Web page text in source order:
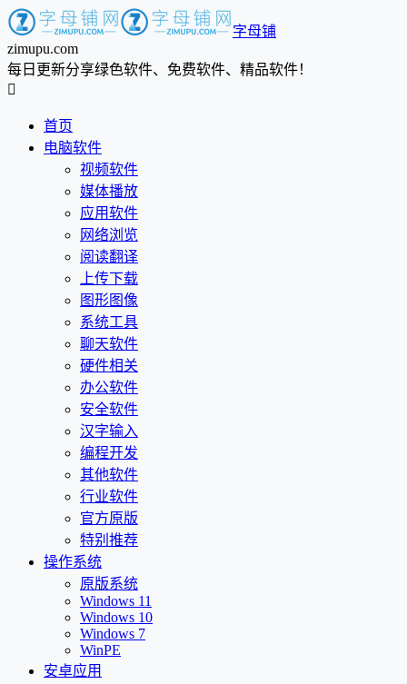
字母铺
zimupu.com
每日更新分享绿色软件、免费软件、精品软件！

首页
电脑软件
视频软件
媒体播放
应用软件
网络浏览
阅读翻译
上传下载
图形图像
系统工具
聊天软件
硬件相关
办公软件
安全软件
汉字输入
编程开发
其他软件
行业软件
官方原版
特别推荐
操作系统
原版系统
Windows 11
Windows 10
Windows 7
WinPE
安卓应用